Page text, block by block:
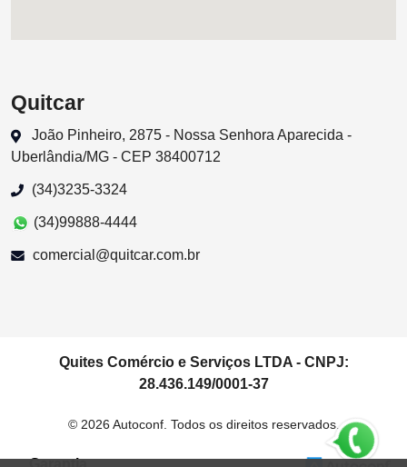
Quitcar
João Pinheiro, 2875 - Nossa Senhora Aparecida -
Uberlândia/MG - CEP 38400712
(34)3235-3324
(34)99888-4444
comercial@quitcar.com.br
Quites Comércio e Serviços LTDA - CNPJ:
28.436.149/0001-37
© 2026 Autoconf. Todos os direitos reservados.
Garantia